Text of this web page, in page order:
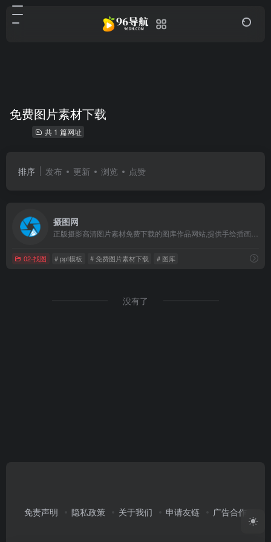
免费图片素材下载
共 1 篇网址
排序 发布 更新 浏览 点赞
摄图网
02-找图 # ppt模板 # 免费图片素材下载 # 图库
没有了
免责声明 隐私政策 关于我们 申请友链 广告合作